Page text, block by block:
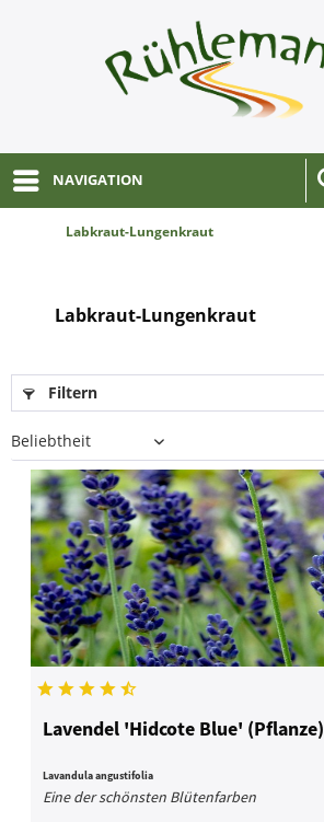
NAVIGATION
Labkraut-Lungenkraut
Labkraut-Lungenkraut
Filtern
Lavendel 'Hidcote Blue' (Pflanze)
Lavandula angustifolia
Eine der schönsten Blütenfarben